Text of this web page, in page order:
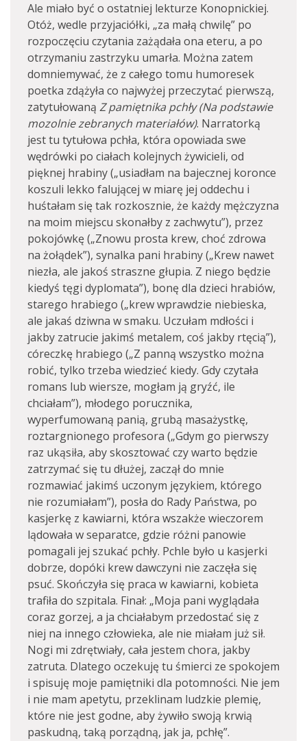
Ale miało być o ostatniej lekturze Konopnickiej.
Otóż, wedle przyjaciółki, „za małą chwilę” po
rozpoczęciu czytania zażądała ona eteru, a po
otrzymaniu zastrzyku umarła. Można zatem
domniemywać, że z całego tomu humoresek
poetka zdążyła co najwyżej przeczytać pierwszą,
zatytułowaną Z pamiętnika pchły (Na podstawie
mozolnie zebranych materiałów). Narratorką
jest tu tytułowa pchła, która opowiada swe
wędrówki po ciałach kolejnych żywicieli, od
pięknej hrabiny („usiadłam na bajecznej koronce
koszuli lekko falującej w miarę jej oddechu i
huśtałam się tak rozkosznie, że każdy mężczyzna
na moim miejscu skonałby z zachwytu”), przez
pokojówkę („Znowu prosta krew, choć zdrowa
na żołądek”), synalka pani hrabiny („Krew nawet
niezła, ale jakoś straszne głupia. Z niego będzie
kiedyś tęgi dyplomata”), bonę dla dzieci hrabiów,
starego hrabiego („krew wprawdzie niebieska,
ale jakaś dziwna w smaku. Uczułam mdłości i
jakby zatrucie jakimś metalem, coś jakby rtęcią”),
córeczkę hrabiego („Z panną wszystko można
robić, tylko trzeba wiedzieć kiedy. Gdy czytała
romans lub wiersze, mogłam ją gryźć, ile
chciałam”), młodego porucznika,
wyperfumowaną panią, grubą masażystkę,
roztargnionego profesora („Gdym go pierwszy
raz ukąsiła, aby skosztować czy warto będzie
zatrzymać się tu dłużej, zaczął do mnie
rozmawiać jakimś uczonym językiem, którego
nie rozumiałam”), posła do Rady Państwa, po
kasjerkę z kawiarni, która wszakże wieczorem
lądowała w separatce, gdzie różni panowie
pomagali jej szukać pchły. Pchle było u kasjerki
dobrze, dopóki krew dawczyni nie zaczęła się
psuć. Skończyła się praca w kawiarni, kobieta
trafiła do szpitala. Finał: „Moja pani wyglądała
coraz gorzej, a ja chciałabym przedostać się z
niej na innego człowieka, ale nie miałam już sił.
Nogi mi zdrętwiały, cała jestem chora, jakby
zatruta. Dlatego oczekuję tu śmierci ze spokojem
i spisuję moje pamiętniki dla potomności. Nie jem
i nie mam apetytu, przeklinam ludzkie plemię,
które nie jest godne, aby żywiło swoją krwią
paskudną, taką porządną, jak ja, pchłę”.